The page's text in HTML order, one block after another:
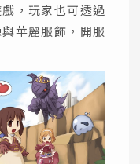
，玩家也可透過
華麗服飾，開服